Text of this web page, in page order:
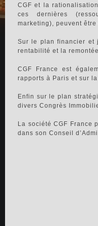
CGF et la
ces dernières
marketing), peuvent
Sur le plan financier et
rentabilité et la
CGF France est
rapports à Paris et sur
Enfin sur le plan
divers Congrès
La société CGF France
dans son Conseil